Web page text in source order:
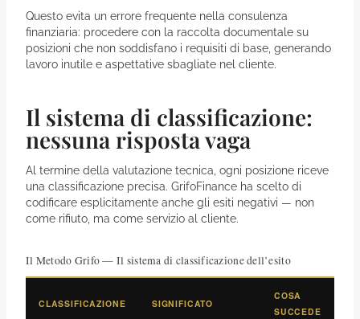
Questo evita un errore frequente nella consulenza
finanziaria: procedere con la raccolta documentale su
posizioni che non soddisfano i requisiti di base, generando
lavoro inutile e aspettative sbagliate nel cliente.
Il sistema di classificazione:
nessuna risposta vaga
Al termine della valutazione tecnica, ogni posizione riceve
una classificazione precisa. GrifoFinance ha scelto di
codificare esplicitamente anche gli esiti negativi — non
come rifiuto, ma come servizio al cliente.
Il Metodo Grifo — Il sistema di classificazione dell’esito
CLASSIFICAZIONE SIGNIFICATO
COSA
SUCCEDE